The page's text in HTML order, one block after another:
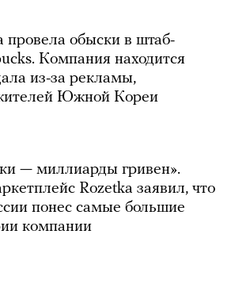
провела обыски в штаб-
Компания находится
из-за рекламы,
Южной Кореи
— миллиарды гривен».
Rozetka заявил, что
понес самые большие
компании